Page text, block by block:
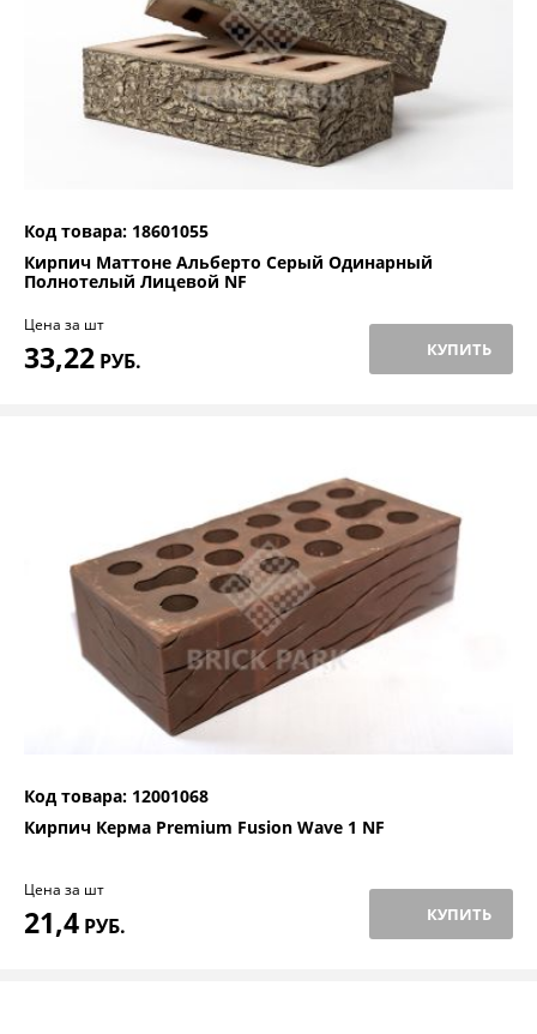
Код товара: 18601055
Кирпич Маттоне Альберто Серый Одинарный
Полнотелый Лицевой NF
Цена за шт
33,22 РУБ. КУПИТЬ
Код товара: 12001068
Кирпич Керма Premium Fusion Wave 1 NF
Цена за шт
21,4 РУБ. КУПИТЬ